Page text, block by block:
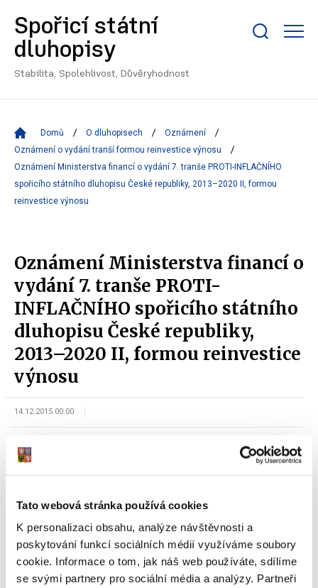
Tato webová stránka používá cookies
K personalizaci obsahu, analýze návštěvnosti a
poskytování funkcí sociálních médií využíváme soubory
cookie. Informace o tom, jak náš web používáte, sdílíme
se svými partnery pro sociální média a analýzy. Partneři
Spořicí státní
dluhopisy
Stabilita, Spolehlivost, Důvěryhodnost
Domů O dluhopisech
Oznámení
Oznámení o vydání tranší formou reinvestice výnosu
Oznámení Ministerstva financí o vydání 7. tranše PROTI-INFLAČNÍHO
spořicího státního dluhopisu České republiky, 2013–2020 II, formou
reinvestice výnosu
Oznámení Ministerstva financí o
vydání 7. tranše PROTI-
INFLAČNÍHO spořicího státního
dluhopisu České republiky,
2013–2020 II, formou reinvestice
výnosu
14.12.2015 00:00
Dokumenty ke stažení